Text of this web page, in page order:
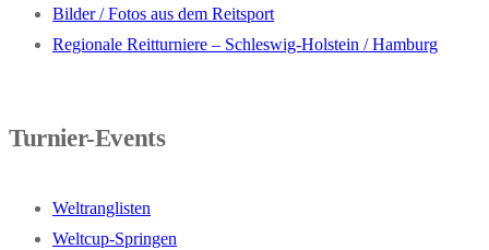
Bilder / Fotos aus dem Reitsport
Regionale Reitturniere – Schleswig-Holstein / Hamburg
Turnier-Events
Weltranglisten
Weltcup-Springen